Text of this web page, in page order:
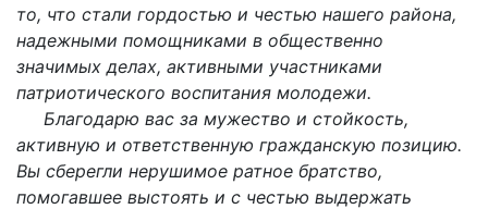
то, что стали гордостью и честью нашего района,
надежными помощниками в общественно
значимых делах, активными участниками
патриотического воспитания молодежи.
Благодарю вас за мужество и стойкость,
активную и ответственную гражданскую позицию.
Вы сберегли нерушимое ратное братство,
помогавшее выстоять и с честью выдержать